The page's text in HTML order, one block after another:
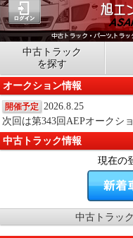
中古トラック
を探す
オークション情報
開催予定
2026.8.25
次回は第343回AEPオークシ
中古トラック情報
現在の
中古トラッ